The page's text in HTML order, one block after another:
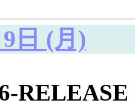
日 (月)
RELEASE